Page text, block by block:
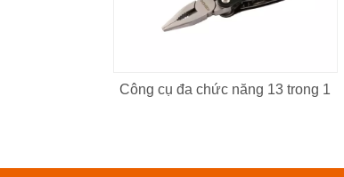
Công cụ đa chức năng 13 trong 1